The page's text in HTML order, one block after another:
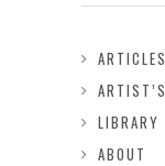
ARTICLES
LIBRARY
ABOUT